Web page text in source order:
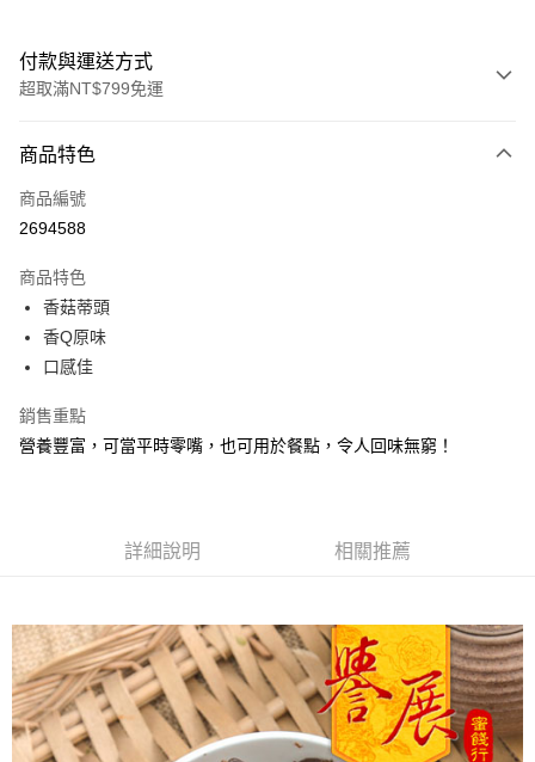
付款與運送方式
超取滿NT$799免運
信用卡一次付款
超商取貨付款
Apple Pay
街口支付
Google Pay
每筆NT$60，滿NT$799(含以上)免運費
付款後全家取貨
每筆NT$60，滿NT$799(含以上)免運費
商品特色
商品編號
2694588
商品特色
香菇蒂頭
香Q原味
口感佳
銷售重點
營養豐富，可當平時零嘴，也可用於餐點，令人回味無窮！
詳細說明 相關推薦